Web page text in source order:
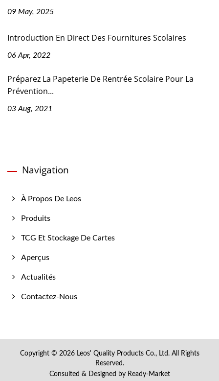
09 May, 2025
Introduction En Direct Des Fournitures Scolaires
06 Apr, 2022
Préparez La Papeterie De Rentrée Scolaire Pour La
Prévention...
03 Aug, 2021
Navigation
À Propos De Leos
Produits
TCG Et Stockage De Cartes
Aperçus
Actualités
Contactez-Nous
Copyright © 2026 Leos' Quality Products Co., Ltd.All Rights
Reserved.
Consulted & Designed by Ready-Market